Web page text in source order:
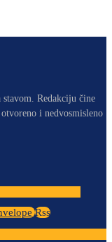
stavom. Redakciju čine
i nedvosmisleno
Rss